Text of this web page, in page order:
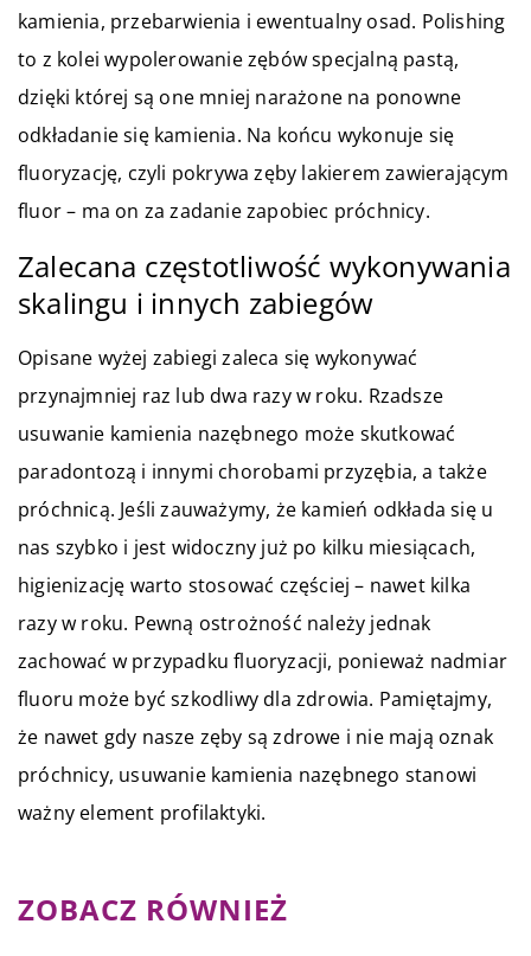
kamienia, przebarwienia i ewentualny osad. Polishing
to z kolei wypolerowanie zębów specjalną pastą,
dzięki której są one mniej narażone na ponowne
odkładanie się kamienia. Na końcu wykonuje się
fluoryzację, czyli pokrywa zęby lakierem zawierającym
fluor – ma on za zadanie zapobiec próchnicy.
Zalecana częstotliwość wykonywania
skalingu i innych zabiegów
Opisane wyżej zabiegi zaleca się wykonywać
przynajmniej raz lub dwa razy w roku. Rzadsze
usuwanie kamienia nazębnego może skutkować
paradontozą i innymi chorobami przyzębia, a także
próchnicą. Jeśli zauważymy, że kamień odkłada się u
nas szybko i jest widoczny już po kilku miesiącach,
higienizację warto stosować częściej – nawet kilka
razy w roku. Pewną ostrożność należy jednak
zachować w przypadku fluoryzacji, ponieważ nadmiar
fluoru może być szkodliwy dla zdrowia. Pamiętajmy,
że nawet gdy nasze zęby są zdrowe i nie mają oznak
próchnicy, usuwanie kamienia nazębnego stanowi
ważny element profilaktyki.
ZOBACZ RÓWNIEŻ